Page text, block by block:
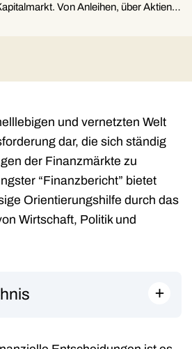
Von Anleihen, über Aktien,
und vernetzten Welt
dar, die sich ständig
der Finanzmärkte zu
“Finanzbericht” bietet
Orientierungshilfe durch das
Wirtschaft, Politik und
+